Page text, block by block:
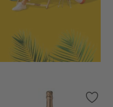
Pievienot vēlmju sarakstam